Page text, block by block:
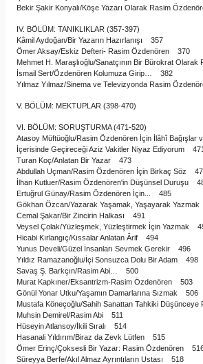
Bekir Şakir Konyalı/Köşe Yazarı Olarak Rasim
IV. BÖLÜM: TANIKLIKLAR (357-397)
Kâmil Aydoğan/Bir Yazarın Hazırlanışı 357
Ömer Aksay/Eskiz Defteri- Rasim Özdenören 370
Mehmet H. Maraşlıoğlu/Sanatçının Bir Bürokrat
İsmail Sert/Özdenören Kolumuza Girip… 382
Yılmaz Yılmaz/Sinema ve Televizyonda Rasim
V. BÖLÜM: MEKTUPLAR (398-470)
VI. BÖLÜM: SORUŞTURMA (471-520)
Atasoy Müftüoğlu/Rasim Özdenören İçin İlâhî Bağışlar
İçerisinde Geçireceği Aziz Vakitler Niyaz Ediyorum 471
Turan Koç/Anlatan Bir Yazar 473
Abdullah Uçman/Rasim Özdenören İçin Birkaç Söz
İlhan Kutluer/Rasim Özdenören'in Düşünsel Duruşu
Ertuğrul Günay/Rasim Özdenören İçin... 485
Gökhan Özcan/Yazarak Yaşamak, Yaşayarak
Cemal Şakar/Bir Zincirin Halkası 491
Veysel Çolak/Yüzleşmek, Yüzleştirmek İçin Yazmak
Hicabi Kırlangıç/Kıssalar Anlatan Ârif 494
Yunus Develi/Güzel İnsanları Sevmek Gerekir 496
Yıldız Ramazanoğlu/İçi Sonsuzca Dolu Bir Adam 498
Savaş Ş. Barkçın/Rasim Abi… 500
Murat Kapkıner/Eksantrizm-Rasim Özdenören 503
Gönül Yonar Utku/Yaşamın Damarlarına Sızmak 506
Mustafa Köneçoğlu/Sahih Sanattan Tahkiki
Muhsin Demirel/Rasim Abi 511
Hüseyin Atlansoy/İkili Sıralı 514
Hasanali Yıldırım/Biraz da Zevk Lütfen 515
Ömer Erinç/Çoksesli Bir Yazar: Rasim Özdenören
Süreyya Berfe/Akıl Almaz Ayrıntıların Ustası 518